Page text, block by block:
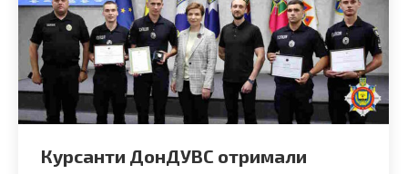
Курсанти ДонДУВС отримали